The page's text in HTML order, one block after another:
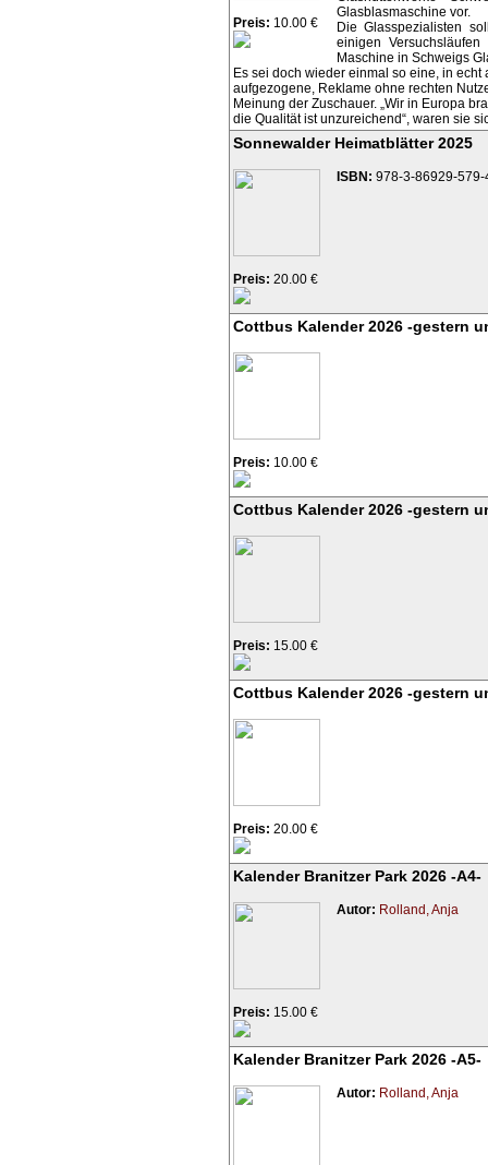
Preis: 10.00 €
Glasblasmaschine vor.
Die Glasspezialisten
einigen
Maschine in Schweigs
Es sei doch wieder einmal so eine, in echt
aufgezogene, Reklame ohne rechten
Meinung der Zuschauer. „Wir in Europa
die Qualität ist unzureichend“, waren sie
Sonnewalder Heimatblätter 2025
Preis: 20.00 €
ISBN: 978-3-86929-579-
Cottbus Kalender 2026 -gestern
Preis: 10.00 €
Cottbus Kalender 2026 -gestern
Preis: 15.00 €
Cottbus Kalender 2026 -gestern
Preis: 20.00 €
Kalender Branitzer Park 2026 -A4-
Preis: 15.00 €
Autor: Rolland, Anja
Kalender Branitzer Park 2026 -A5-
Autor: Rolland, Anja